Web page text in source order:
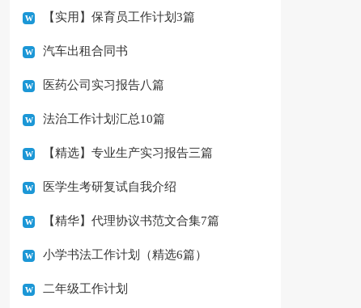
【实用】保育员工作计划3篇
汽车出租合同书
医药公司实习报告八篇
法治工作计划汇总10篇
【精选】专业生产实习报告三篇
医学生考研复试自我介绍
【精华】代理协议书范文合集7篇
小学书法工作计划（精选6篇）
二年级工作计划